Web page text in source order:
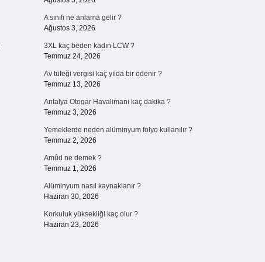
A sınıfı ne anlama gelir ?
Ağustos 3, 2026
3XL kaç beden kadın LCW ?
Temmuz 24, 2026
Av tüfeği vergisi kaç yılda bir ödenir ?
Temmuz 13, 2026
Antalya Otogar Havalimanı kaç dakika ?
Temmuz 3, 2026
Yemeklerde neden alüminyum folyo kullanılır ?
Temmuz 2, 2026
Amûd ne demek ?
Temmuz 1, 2026
Alüminyum nasıl kaynaklanır ?
Haziran 30, 2026
Korkuluk yüksekliği kaç olur ?
Haziran 23, 2026